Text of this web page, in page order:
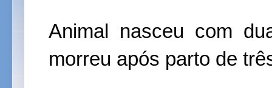
Animal nasceu com
morreu após parto de